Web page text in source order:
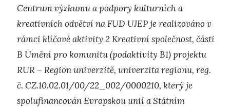
Centrum výzkumu a podpory kulturních a
kreativních odvětví na FUD UJEP je realizováno v
rámci klíčové aktivity 2 Kreativní společnost, části
B Umění pro komunitu (podaktivity B1) projektu
RUR – Region univerzitě, univerzita regionu, reg.
č. CZ.10.02.01/00/22_002/0000210, který je
spolufinancován Evropskou unií a Státním